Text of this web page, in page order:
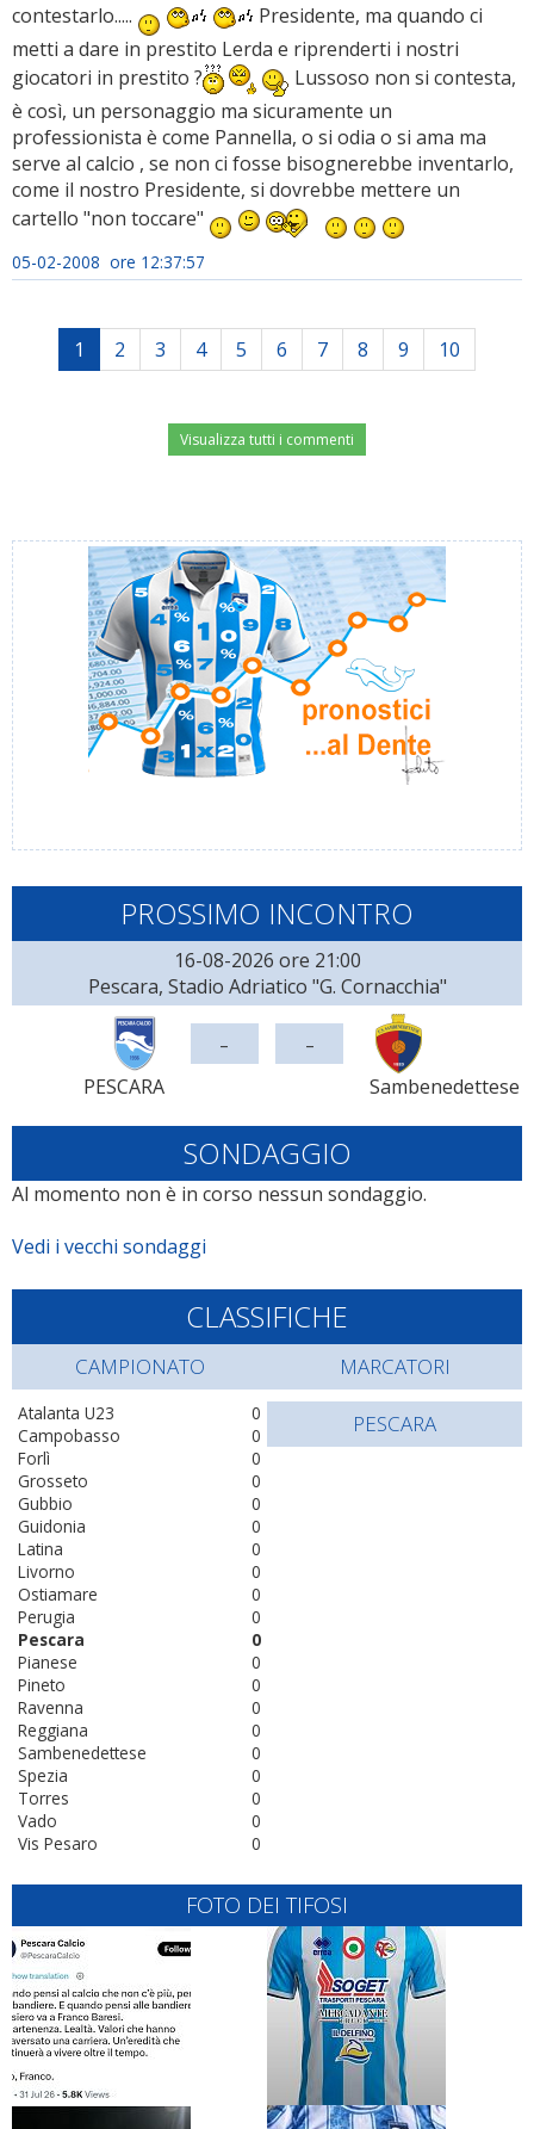
contestarlo.....
Presidente, ma quando ci
metti a dare in prestito Lerda e riprenderti i nostri
giocatori in prestito ?
Lussoso non si contesta,
è così, un personaggio ma sicuramente un
professionista è come Pannella, o si odia o si ama ma
serve al calcio , se non ci fosse bisognerebbe inventarlo,
come il nostro Presidente, si dovrebbe mettere un
cartello "non toccare"
05-02-2008 ore 12:37:57
1 2 3 4 5 6 7 8 9 10
Visualizza tutti i commenti
PROSSIMO INCONTRO
16-08-2026 ore 21:00
Pescara, Stadio Adriatico "G. Cornacchia"
PESCARA
- -
Sambenedettese
SONDAGGIO
Al momento non è in corso nessun sondaggio.
Vedi i vecchi sondaggi
CLASSIFICHE
CAMPIONATO
0
Atalanta U23
0
Campobasso
0
Forlì
0
Grosseto
0
Gubbio
0
Guidonia
0
Latina
0
Livorno
0
Ostiamare
0
Perugia
0
Pescara
0
Pianese
0
Pineto
0
Ravenna
0
Reggiana
0
Sambenedettese
0
Spezia
0
Torres
0
Vado
0
Vis Pesaro
MARCATORI
PESCARA
FOTO DEI TIFOSI